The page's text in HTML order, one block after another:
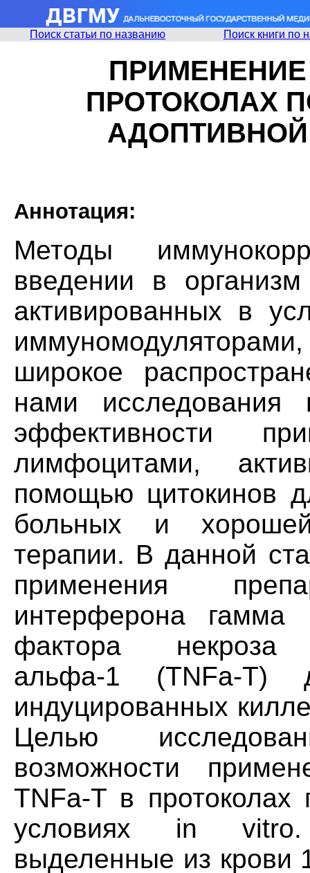
Поиск статьи по названию Поиск книги по
ПРИМЕНЕНИЕ
ПРОТОКОЛАХ
Аннотация:
Методы
введении в организм
активированных в
широкое
нами исследования
эффективности
лимфоцитами,
помощью цитокинов
больных и
терапии. В данной
применения
интерферона гамма
фактора некроза
альфа-1 (TNFa-T)
индуцированных
Целью
возможности
TNFa-T в
условиях in
выделенные из крови